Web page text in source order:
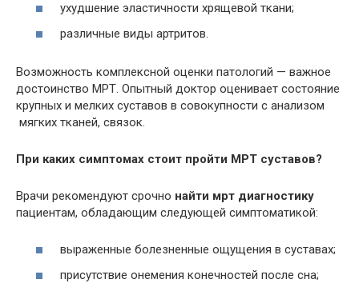
ухудшение эластичности хрящевой ткани;
различные виды артритов.
Возможность комплексной оценки патологий — важное
достоинство МРТ. Опытный доктор оценивает состояние
крупных и мелких суставов в совокупности с анализом
мягких тканей, связок.
При каких симптомах стоит пройти МРТ суставов?
Врачи рекомендуют срочно найти мрт диагностику
пациентам, обладающим следующей симптоматикой:
выраженные болезненные ощущения в суставах;
присутствие онемения конечностей после сна;